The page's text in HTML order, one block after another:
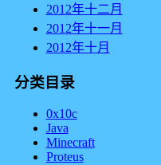
2012年十二月
2012年十一月
2012年十月
分类目录
0x10c
Java
Minecraft
Proteus